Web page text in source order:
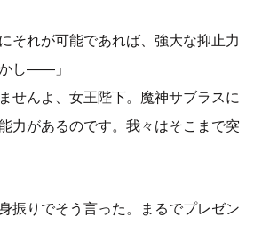
それが可能であれば、強大な抑止力
し――」
せんよ、女王陛下。魔神サブラスに
力があるのです。我々はそこまで突
振りでそう言った。まるでプレゼン